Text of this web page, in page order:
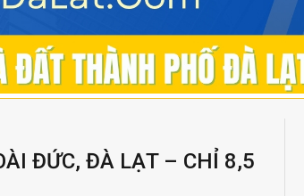
ĐỨC, ĐÀ LẠT – CHỈ 8,5